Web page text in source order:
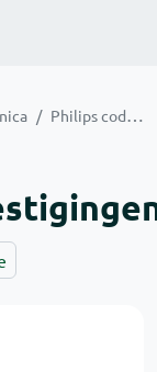
Philips codeletters productiecentra/vestigingen/fabrieken